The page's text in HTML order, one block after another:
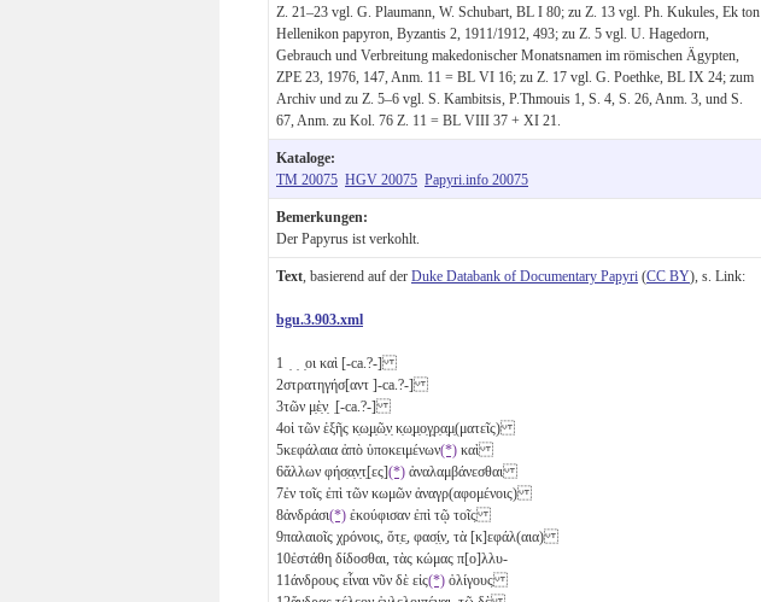
Z. 21–23 vgl. G. Plaumann, W. Schubart, BL I 80; zu Z. 13 vgl. Ph. Kukules, Ek ton
Hellenikon papyron, Byzantis 2, 1911/1912, 493; zu Z. 5 vgl. U. Hagedorn,
Gebrauch und Verbreitung makedonischer Monatsnamen im römischen Ägypten,
ZPE 23, 1976, 147, Anm. 11 = BL VI 16; zu Z. 17 vgl. G. Poethke, BL IX 24; zum
Archiv und zu Z. 5–6 vgl. S. Kambitsis, P.Thmouis 1, S. 4, S. 26, Anm. 3, und S.
67, Anm. zu Kol. 76 Z. 11 = BL VIII 37 + XI 21.
Kataloge:
TM 20075 HGV 20075 Papyri.info 20075
Bemerkungen:
Der Papyrus ist verkohlt.
Text , basierend auf der Duke Databank of Documentary Papyri (CC BY), s. Link:
bgu.3.903.xml
1
̣ ̣ ̣οι καὶ [-ca.?-]
2στρατηγήσ[αντ ]-ca.?-]
3τῶν μ̣ὲ̣ν̣ ̣[-ca.?-]
4οἱ τῶν ἑξῆς κ̣ω̣μ̣ῶ̣ν̣ κ̣ω̣μ̣ο̣γ̣ρ̣α̣μ̣(ματεῖς)
5κεφάλαια ἀπὸ ὑποκειμένων(*) καὶ
6ἄλλων φήσ̣α̣ν̣τ̣[ες](*) ἀναλαμβάνεσθαι
7ἐν τοῖς ἐπὶ τῶν κωμῶν ἀναγρ(αφομένοις)
8ἀνδράσι(*) ἐκούφισαν ἐπὶ τῷ τοῖς
9παλαιοῖς χρόνοις, ὅτ̣ε̣, φασ̣ί̣ν̣, τὰ [κ]εφάλ(αια)
10ἐστάθη δίδοσθαι, τὰς κώμας π[ο]λλυ-
11άνδρους εἶναι νῦν δὲ εἰς(*) ὀλίγους